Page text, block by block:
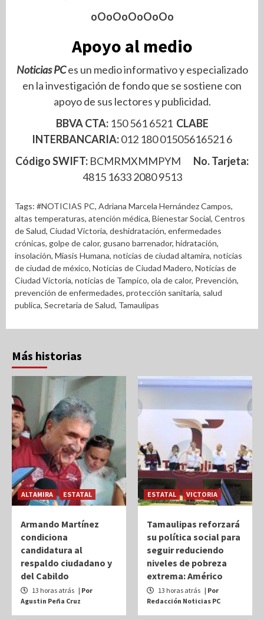
oOoOoOoOoOo
Apoyo al medio
Noticias PCes un medio informativo y especializado
en la investigación de fondo que se sostiene con
apoyo de sus lectores y publicidad.
BBVA CTA: 150 561 6521 CLABE
INTERBANCARIA:012 180 01505616521 6
Código SWIFT: BCMRMXMMPYM No. Tarjeta:
4815 1633 2080 9513
Tags: #NOTICIAS PC, Adriana Marcela Hernández Campos,
altas temperaturas, atención médica, Bienestar Social, Centros
de Salud, Ciudad Victoria, deshidratación, enfermedades
crónicas, golpe de calor, gusano barrenador, hidratación,
insolación, Miasis Humana, noticias de ciudad altamira, noticias
de ciudad de méxico, Noticias de Ciudad Madero, Noticias de
Ciudad Victoria, noticias de Tampico, ola de calor, Prevención,
prevención de enfermedades, protección sanitaria, salud
publica, Secretaria de Salud, Tamaulipas
Más historias
ALTAMIRA ESTATAL
Armando Martínez
condiciona
candidatura al
respaldo ciudadano y
del Cabildo
13 horas atrás | Por
Agustin Peña Cruz
ESTATAL VICTORIA
Tamaulipas reforzará
su política social para
seguir reduciendo
niveles de pobreza
extrema: Américo
13 horas atrás | Por
Redacción Noticias PC